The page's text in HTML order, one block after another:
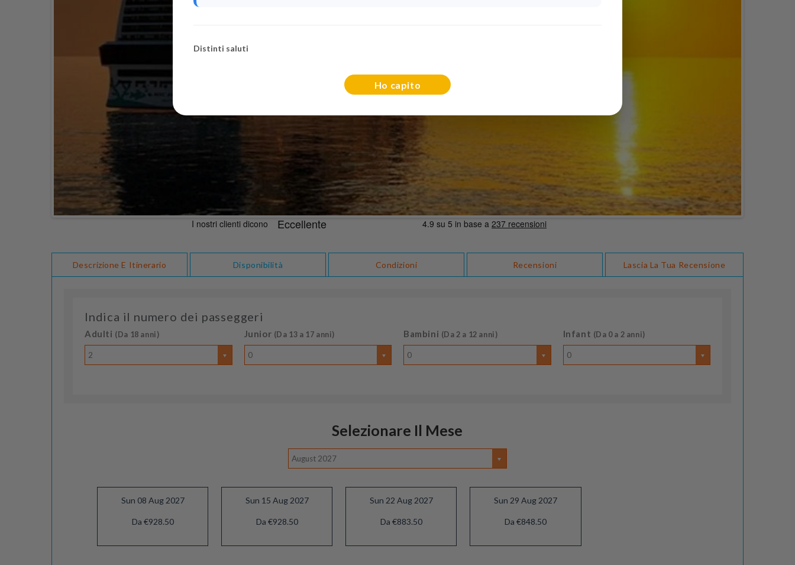
Descrizione E Itinerario Disponibilità Condizioni Recensioni Lascia La Tua Recensione
Indica il numero dei passeggeri
Adulti (Da 18 anni)
2
Junior (Da 13 a 17 anni)
0
Bambini (Da 2 a 12 anni)
0
Infant (Da 0 a 2 anni)
0
Selezionare Il Mese
August 2027
Sun 08 Aug 2027
Da €928.50
Sun 15 Aug 2027
Da €928.50
Sun 22 Aug 2027
Da €883.50
Sun 29 Aug 2027
Da €848.50
Distinti saluti
Ho capito